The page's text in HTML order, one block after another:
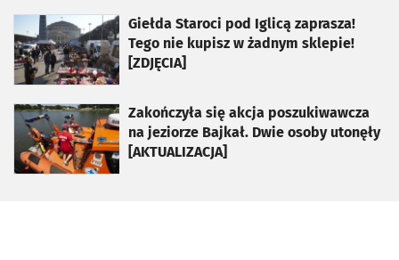
Giełda Staroci pod Iglicą zaprasza!
Tego nie kupisz w żadnym sklepie!
[ZDJĘCIA]
otworzy się w nowej karcie
Zakończyła się akcja poszukiwawcza
na jeziorze Bajkał. Dwie osoby utonęły
[AKTUALIZACJA]
otworzy się w nowej karcie